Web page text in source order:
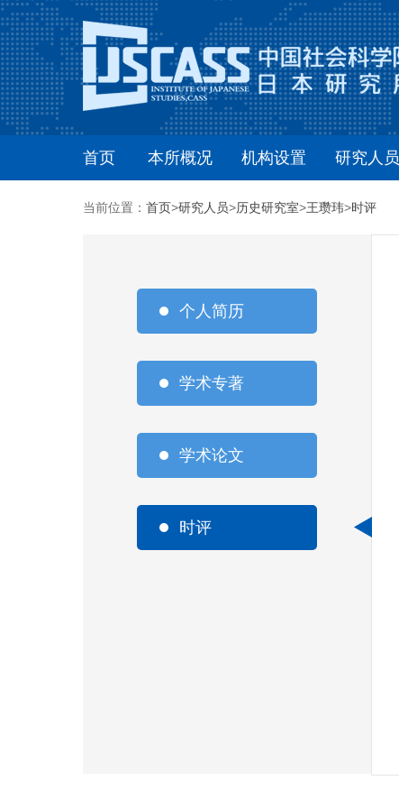
首页 本所概况 机构设置 研究人员
当前位置： 首页>研究人员>历史研究室>王瓒玮>时评
个人简历
学术专著
学术论文
时评